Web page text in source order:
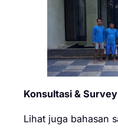
Konsultasi &
Lihat juga bahasan